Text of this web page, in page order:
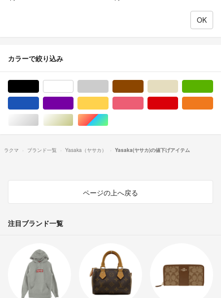
カラーで絞り込み
シルバー/銀色系ゴールド/金色系マルチカラー
ラクマ ブランド一覧 Yasaka（ヤサカ） Yasaka(ヤサカ)の値下げアイテム
ページの上へ戻る
注目ブランド一覧